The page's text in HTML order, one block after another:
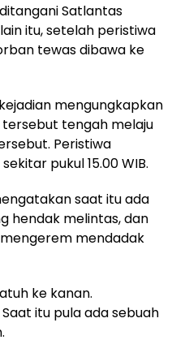
Satlantas
itu, setelah peristiwa
tewas dibawa ke
mengungkapkan
tengah melaju
Peristiwa
pukul 15.00 WIB.
saat itu ada
hendak melintas, dan
mendadak
ke kanan.
itu pula ada sebuah